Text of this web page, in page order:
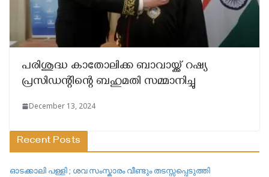
പരിശുദ്ധ കാതോലിക്ക ബാവായ്ക്ക് റഷ്യ
പ്രസിഡന്റിന്റെ ബഹുമതി സമ്മാനിച്ചു
December 13, 2024
Recent Posts
ഓടക്കാലി പള്ളി ; ശവ സംസ്കാരം വീണ്ടും തടസ്സപ്പെടുത്തി